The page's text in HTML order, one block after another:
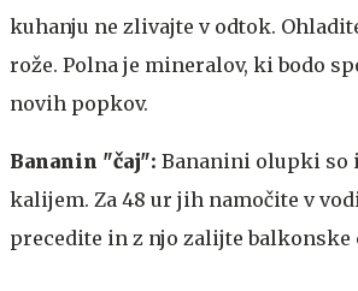
kuhanju ne zlivajte v odtok.
rože. Polna je mineralov, ki bodo
novih popkov.
Bananin "čaj": Bananini olupki so
kalijem. Za 48 ur jih namočite v
precedite in z njo zalijte balkonske